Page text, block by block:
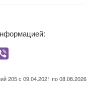
205 с 09.04.2021 по 08.08.2026